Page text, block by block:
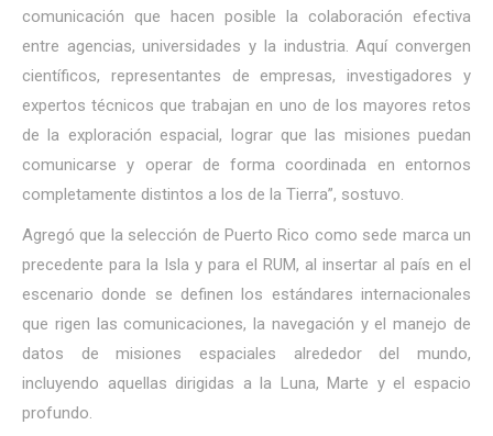
comunicación que hacen posible la colaboración efectiva
entre agencias, universidades y la industria. Aquí convergen
científicos, representantes de empresas, investigadores y
expertos técnicos que trabajan en uno de los mayores retos
de la exploración espacial, lograr que las misiones puedan
comunicarse y operar de forma coordinada en entornos
completamente distintos a los de la Tierra”, sostuvo.
Agregó que la selección de Puerto Rico como sede marca un
precedente para la Isla y para el RUM, al insertar al país en el
escenario donde se definen los estándares internacionales
que rigen las comunicaciones, la navegación y el manejo de
datos de misiones espaciales alrededor del mundo,
incluyendo aquellas dirigidas a la Luna, Marte y el espacio
profundo.